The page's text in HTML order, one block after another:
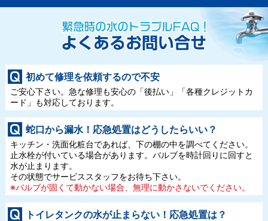
初めて修理を依頼するので不安
ご安心下さい。急な修理も安心の「後払い」「各種クレジットカ
ード」も対応しております。
蛇口から漏水！応急処置はどうしたらいい？
キッチン・洗面化粧台であれば、下の棚の中を調べてください。
止水栓が付いている場合があります。バルブを時計回りに回すと
水が止まります。
その状態でサービススタッフをお待ち下さい。
※バルブが固くて動かない場合、無理に動かさないでください。
トイレタンクの水が止まらない！応急処置は？